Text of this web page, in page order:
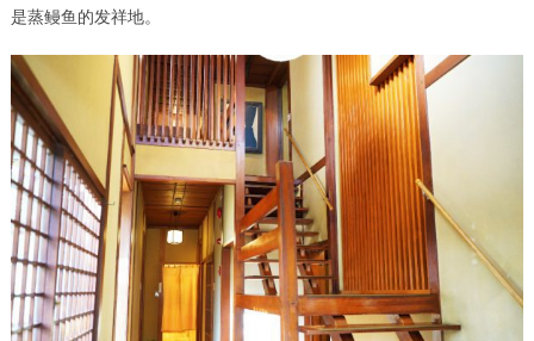
是蒸鳗鱼的发祥地。